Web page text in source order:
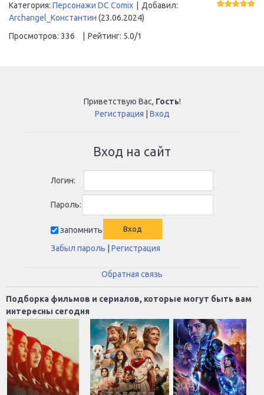
Категория: Персонажи DC Comix Добавил:
Archangel_Константин (23.06.2024)
Просмотров: 336 Рейтинг: 5.0/1
Приветствую Вас, Гость!
Регистрация
Вход
Вход на сайт
Логин:
Пароль:
запомнить
Забыл пароль
Регистрация
Обратная связь
Подборка фильмов и сериалов, которые могут быть вам
интересны сегодня